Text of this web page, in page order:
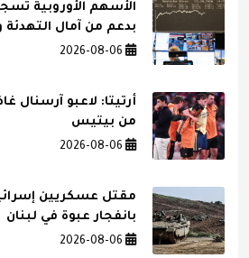
الأسهم الأوروبية
بدعم من آمال التهدئة
أرتيتا: لاعبو آرسنال
من بيتيس
بانفجار عبوة في لبنان